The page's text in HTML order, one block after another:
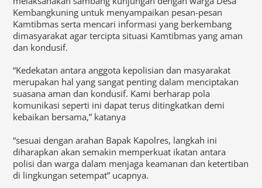
Kembangkuning untuk menyampaikan pesan-pesan
Kamtibmas serta mencari informasi yang berkembang
dimasyarakat agar tercipta situasi Kamtibmas yang aman
dan kondusif.
“Kedekatan antara anggota kepolisian dan masyarakat
merupakan hal yang sangat penting dalam menciptakan
suasana aman dan kondusif. Kami berharap pola
komunikasi seperti ini dapat terus ditingkatkan demi
kebaikan bersama,” katanya
“sesuai dengan arahan Bapak Kapolres, langkah ini
diharapkan akan semakin memperkuat ikatan antara
polisi dan warga dalam menjaga keamanan dan ketertiban
di lingkungan setempat” ucapnya.